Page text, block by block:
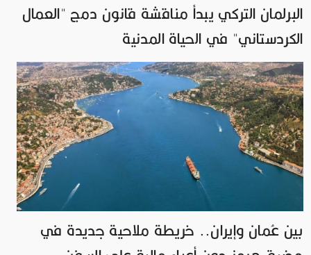
البرلمان التركي يبدأ مناقشة قانون دمج "العمال
الكردستاني" في الحياة المدنية
بين عُمان وإيران.. خريطة ملاحية جديدة في